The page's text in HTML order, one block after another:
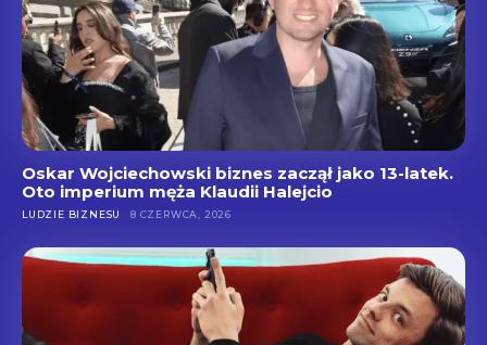
Oskar Wojciechowski biznes zaczął jako 13-latek.
Oto imperium męża Klaudii Halejcio
LUDZIE BIZNESU 8 CZERWCA, 2026